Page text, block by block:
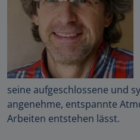
seine aufgeschlossene und
angenehme, entspannte
Arbeiten entstehen lässt.